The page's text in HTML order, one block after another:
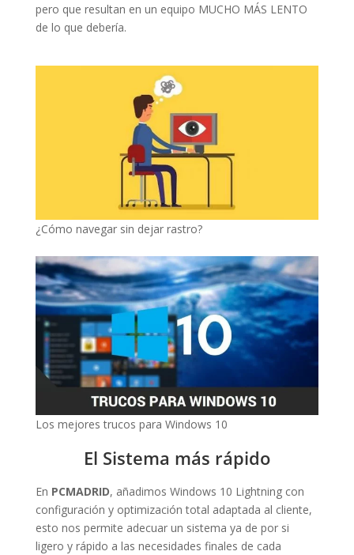
pero que resultan en un equipo MUCHO MÁS LENTO
de lo que debería.
¿Cómo navegar sin dejar rastro?
Los mejores trucos para Windows 10
El Sistema más rápido
En PCMADRID, añadimos Windows 10 Lightning con
configuración y optimización total adaptada al cliente,
esto nos permite adecuar un sistema ya de por si
ligero y rápido a las necesidades finales de cada